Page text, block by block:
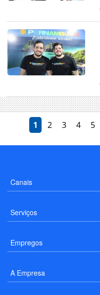
1 2 3 4 5
Canais
Serviços
Empregos
A Empresa